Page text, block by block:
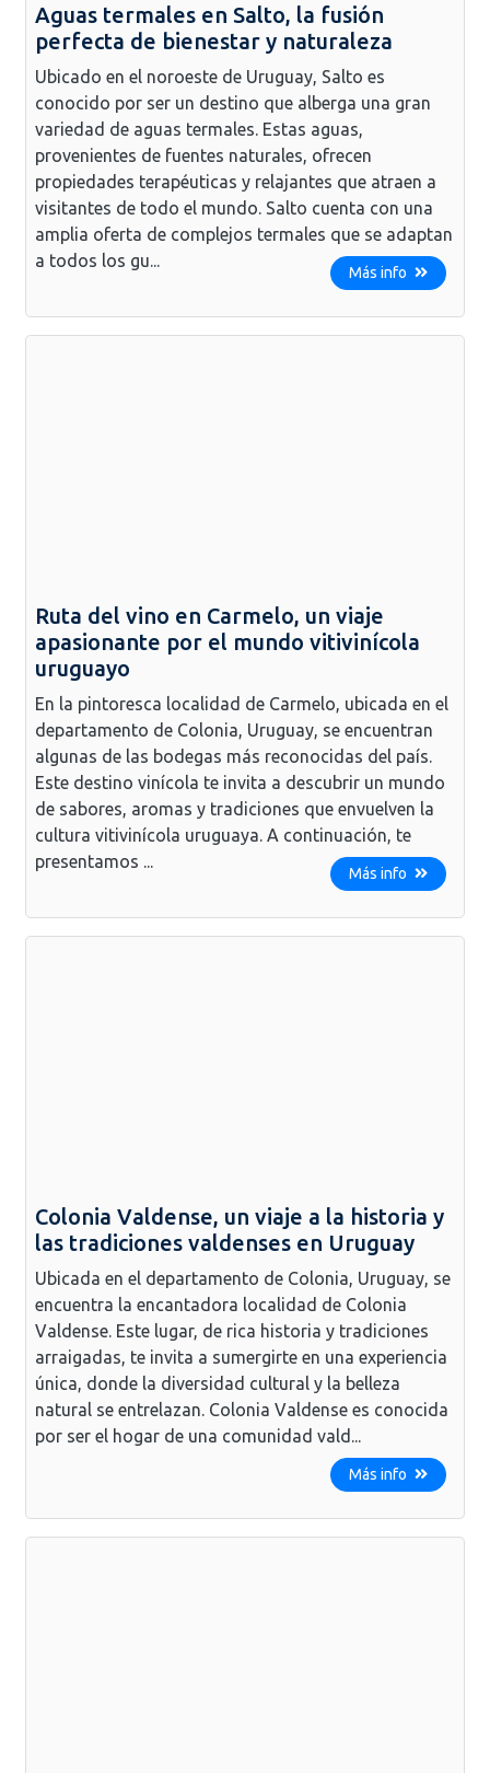
Aguas termales en Salto, la fusión
perfecta de bienestar y naturaleza
Ubicado en el noroeste de Uruguay, Salto es
conocido por ser un destino que alberga una gran
variedad de aguas termales. Estas aguas,
provenientes de fuentes naturales, ofrecen
propiedades terapéuticas y relajantes que atraen a
visitantes de todo el mundo. Salto cuenta con una
amplia oferta de complejos termales que se adaptan
a todos los gu...
Más info
Ruta del vino en Carmelo, un viaje
apasionante por el mundo vitivinícola
uruguayo
En la pintoresca localidad de Carmelo, ubicada en el
departamento de Colonia, Uruguay, se encuentran
algunas de las bodegas más reconocidas del país.
Este destino vinícola te invita a descubrir un mundo
de sabores, aromas y tradiciones que envuelven la
cultura vitivinícola uruguaya. A continuación, te
presentamos ...
Más info
Colonia Valdense, un viaje a la historia y
las tradiciones valdenses en Uruguay
Ubicada en el departamento de Colonia, Uruguay, se
encuentra la encantadora localidad de Colonia
Valdense. Este lugar, de rica historia y tradiciones
arraigadas, te invita a sumergirte en una experiencia
única, donde la diversidad cultural y la belleza
natural se entrelazan. Colonia Valdense es conocida
por ser el hogar de una comunidad vald...
Más info